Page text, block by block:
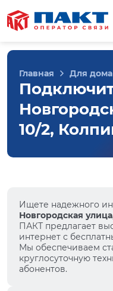
Главная Для дома
10/2,
Ищете надежного
Новгородская
ПАКТ предлагает
интернет с
Мы обеспечиваем
круглосуточную
абонентов.